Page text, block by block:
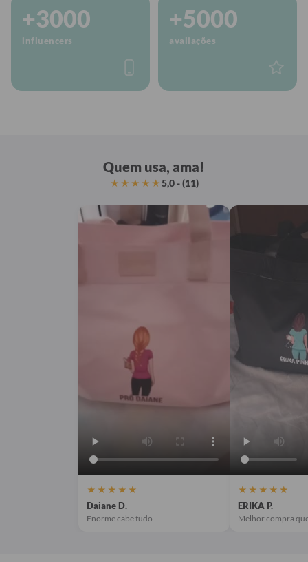
+3000
influencers
+5000
avaliações
Quem usa, ama!
★★★★★5,0 - (11)
★★★★★
Daiane D.
Enorme cabe tudo
★★★★★
ERIKA P.
Melhor compra